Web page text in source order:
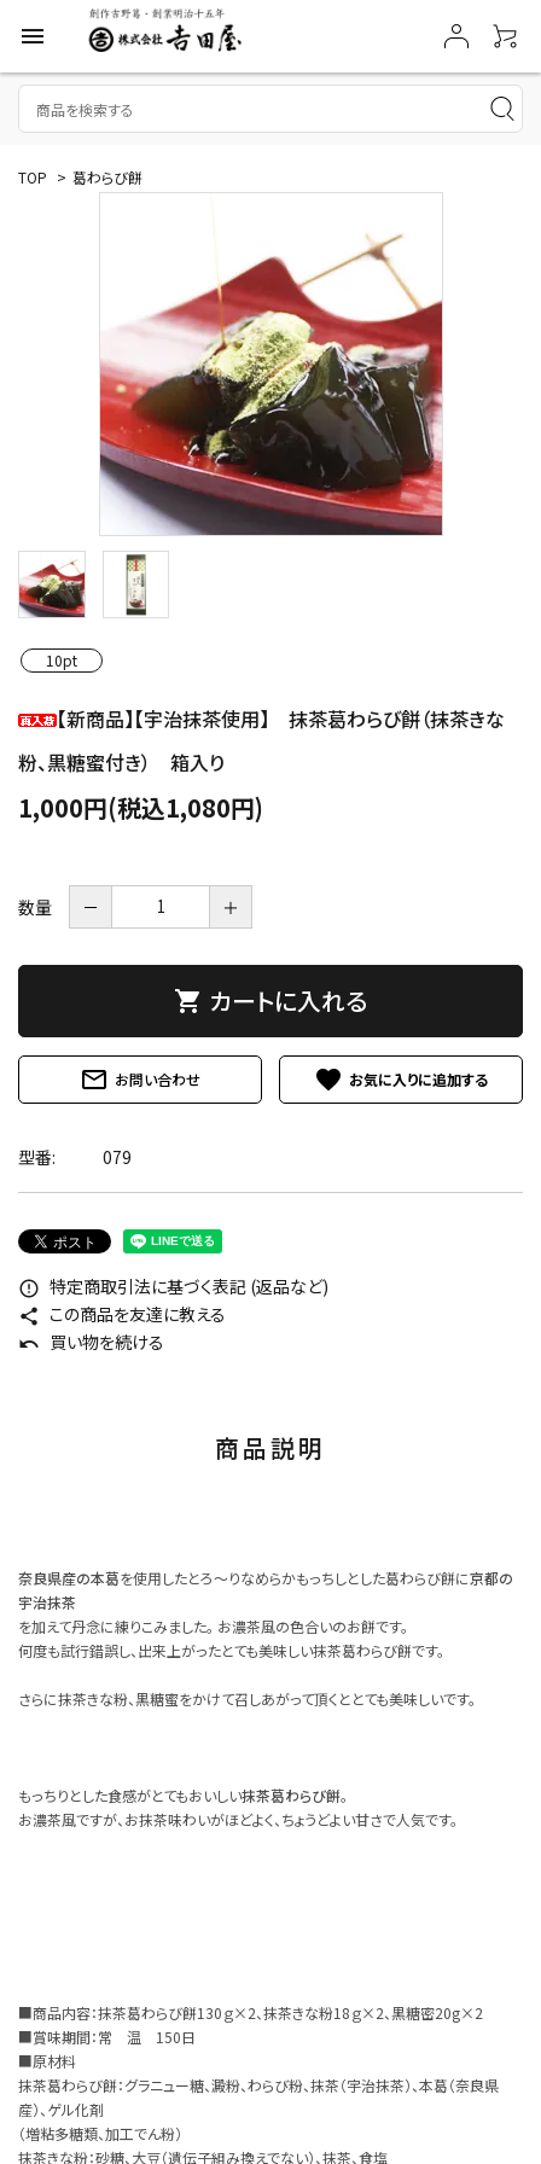
menu
TOP > 葛わらび餅
10pt
【新商品】【宇治抹茶使用】 抹茶葛わらび餅（抹茶きな
粉、黒糖蜜付き） 箱入り
1,000円(税込1,080円)
数量 － ＋
shopping_cart カートに入れる
mail_outline お問い合わせ favorite
型番: 079
error_outline 特定商取引法に基づく表記 (返品など)
share この商品を友達に教える
undo 買い物を続ける
商品説明
奈良県産の本葛を使用したとろ～りなめらかもっちしとした葛わらび餅に京都の
宇治抹茶
を加えて丹念に練りこみました。 お濃茶風の色合いのお餅です。
何度も試行錯誤し、出来上がったとても美味しい抹茶葛わらび餅です。
さらに抹茶きな粉、黒糖蜜をかけて召しあがって頂くととても美味しいです。
もっちりとした食感がとてもおいしい抹茶葛わらび餅。
お濃茶風ですが、お抹茶味わいがほどよく、ちょうどよい甘さで人気です。
■商品内容：抹茶葛わらび餅130ｇ×2、抹茶きな粉18ｇ×2、黒糖密20g×2
■賞味期間：常 温 150日
■原材料
抹茶葛わらび餅：グラニュー糖、澱粉、わらび粉、抹茶（宇治抹茶）、本葛（奈良県
産）、ゲル化剤
（増粘多糖類、加工でん粉）
抹茶きな粉：砂糖、大豆（遺伝子組み換えでない）、抹茶、食塩